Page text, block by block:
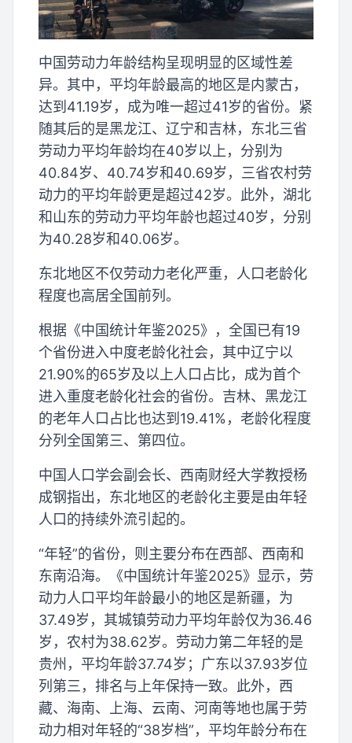
中国劳动力年龄结构呈现明显的区域性差
异。其中，平均年龄最高的地区是内蒙古，
达到41.19岁，成为唯一超过41岁的省份。紧
随其后的是黑龙江、辽宁和吉林，东北三省
劳动力平均年龄均在40岁以上，分别为
40.84岁、40.74岁和40.69岁，三省农村劳
动力的平均年龄更是超过42岁。此外，湖北
和山东的劳动力平均年龄也超过40岁，分别
为40.28岁和40.06岁。
东北地区不仅劳动力老化严重，人口老龄化
程度也高居全国前列。
根据《中国统计年鉴2025》，全国已有19
个省份进入中度老龄化社会，其中辽宁以
21.90%的65岁及以上人口占比，成为首个
进入重度老龄化社会的省份。吉林、黑龙江
的老年人口占比也达到19.41%，老龄化程度
分列全国第三、第四位。
中国人口学会副会长、西南财经大学教授杨
成钢指出，东北地区的老龄化主要是由年轻
人口的持续外流引起的。
“年轻”的省份，则主要分布在西部、西南和
东南沿海。《中国统计年鉴2025》显示，劳
动力人口平均年龄最小的地区是新疆，为
37.49岁，其城镇劳动力平均年龄仅为36.46
岁，农村为38.62岁。劳动力第二年轻的是
贵州，平均年龄37.74岁；广东以37.93岁位
列第三，排名与上年保持一致。此外，西
藏、海南、上海、云南、河南等地也属于劳
动力相对年轻的“38岁档”，平均年龄分布在